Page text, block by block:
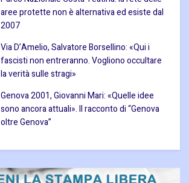
aree protette non è alternativa ed esiste dal
2007
Via D’Amelio, Salvatore Borsellino: «Qui i
fascisti non entreranno. Vogliono occultare
la verità sulle stragi»
Genova 2001, Giovanni Mari: «Quelle idee
sono ancora attuali». Il racconto di “Genova
oltre Genova”